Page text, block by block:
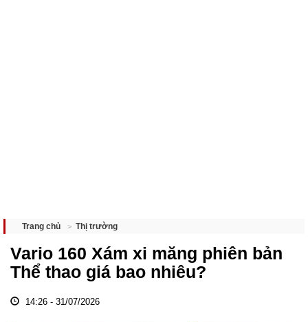
Trang chủ Thị trường
Vario 160 Xám xi măng phiên bản
Thể thao giá bao nhiêu?
14:26 - 31/07/2026